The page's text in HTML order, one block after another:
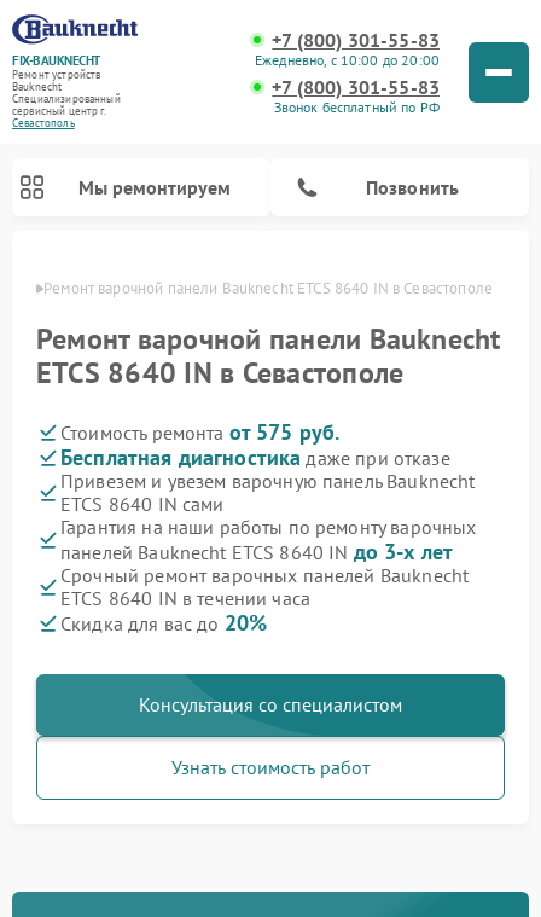
FIX-BAUKNECHT
Ремонт устройств
Bauknecht
Специализированный
cервисный центр г.
Севастополь
+7 (800) 301-55-83
Ежедневно, с 10:00 до 20:00
+7 (800) 301-55-83
Звонок бесплатный по РФ
Мы ремонтируем Позвонить
Ремонт варочной панели Bauknecht ETCS 8640 IN в Севастополе
Ремонт варочной панели Bauknecht
ETCS 8640 IN в Севастополе
Стоимость ремонта от 575 руб.
Бесплатная диагностика даже при отказе
Привезем и увезем варочную панель Bauknecht
ETCS 8640 IN сами
Гарантия на наши работы по ремонту варочных
панелей Bauknecht ETCS 8640 IN до 3-х лет
Срочный ремонт варочных панелей Bauknecht
ETCS 8640 IN в течении часа
Скидка для вас до 20%
Консультация со специалистом
Узнать стоимость работ